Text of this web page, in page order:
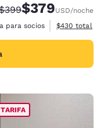
tachada:
Tarifa reducida:
$379USD/noche
para socios
Ver detalles
$430 total